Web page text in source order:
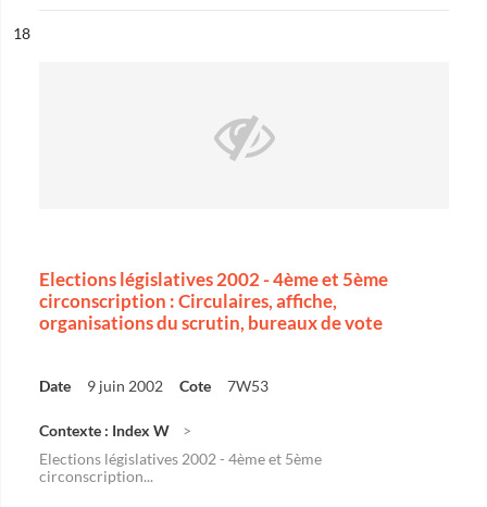
n°
18
Elections législatives 2002 - 4ème et 5ème
circonscription : Circulaires, affiche,
organisations du scrutin, bureaux de vote
Date 9 juin 2002 Cote 7W53
Contexte : Index W
Elections législatives 2002 - 4ème et 5ème
circonscription...